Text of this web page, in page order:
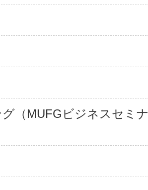
（MUFGビジネスセミナ